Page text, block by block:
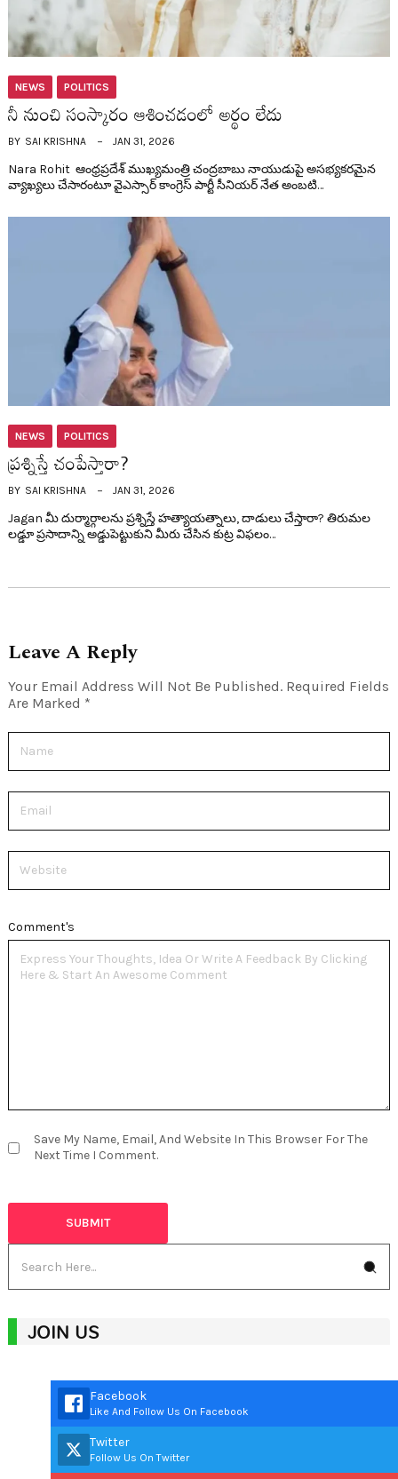
NEWS POLITICS
నీ నుంచి సంస్కారం ఆశించ‌డంలో అర్థం లేదు
BY SAI KRISHNA JAN 31, 2026
Nara Rohit ఆంధ్ర‌ప్ర‌దేశ్ ముఖ్య‌మంత్రి చంద్ర‌బాబు నాయుడుపై అస‌భ్య‌క‌ర‌మైన
వ్యాఖ్య‌లు చేసారంటూ వైఎస్సార్ కాంగ్రెస్ పార్టీ సీనియ‌ర్ నేత అంబ‌టి…
NEWS POLITICS
ప్ర‌శ్నిస్తే చంపేస్తారా?
BY SAI KRISHNA JAN 31, 2026
Jagan మీ దుర్మార్గాలను ప్రశ్నిస్తే హత్యాయత్నాలు, దాడులు చేస్తారా? తిరుమల
లడ్డూ ప్రసాదాన్ని అడ్డుపెట్టుకుని మీరు చేసిన కుట్ర విఫలం…
Leave A Reply
Your Email Address Will Not Be Published. Required Fields
Are Marked *
Comment's
Save My Name, Email, And Website In This Browser For The
Next Time I Comment.
JOIN US
Facebook
Like And Follow Us On Facebook
Twitter
Follow Us On Twitter